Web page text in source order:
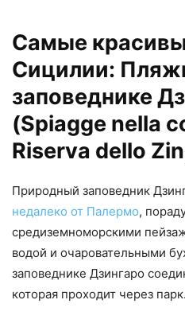
Самые
Сицилии:
заповеднике
(Spiagge nella
Riserva dello
Природный заповедник
недалеко от Палермо,
средиземноморскими
водой и очаровательными
заповеднике Дзингаро
которая проходит через парк.